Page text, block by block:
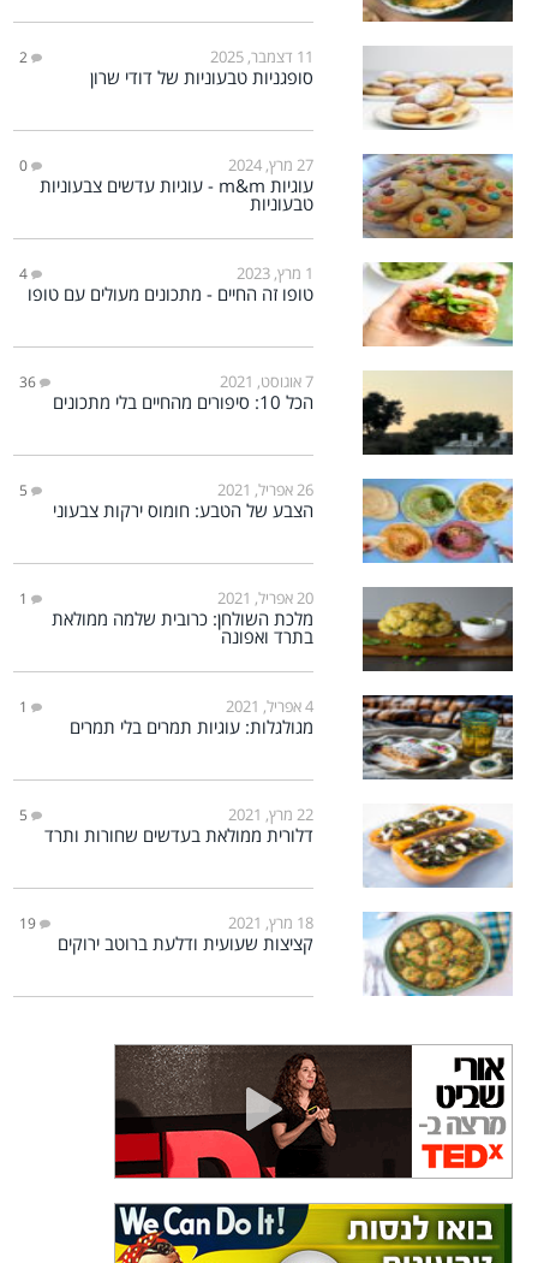
11 דצמבר, 2025 2
סופגניות טבעוניות של דודי שרון
27 מרץ, 2024 0
עוגיות m&m - עוגיות עדשים צבעוניות
טבעוניות
1 מרץ, 2023 4
טופו זה החיים - מתכונים מעולים עם טופו
7 אוגוסט, 2021 36
הכל 10: סיפורים מהחיים בלי מתכונים
26 אפריל, 2021 5
הצבע של הטבע: חומוס ירקות צבעוני
20 אפריל, 2021 1
מלכת השולחן: כרובית שלמה ממולאת
בתרד ואפונה
4 אפריל, 2021 1
מגולגלות: עוגיות תמרים בלי תמרים
22 מרץ, 2021 5
דלורית ממולאת בעדשים שחורות ותרד
18 מרץ, 2021 19
קציצות שעועית ודלעת ברוטב ירוקים